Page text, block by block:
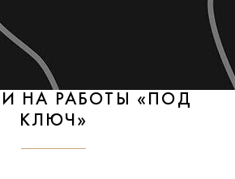
НА РАБОТЫ «ПОД
КЛЮЧ»